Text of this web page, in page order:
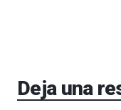
Deja una